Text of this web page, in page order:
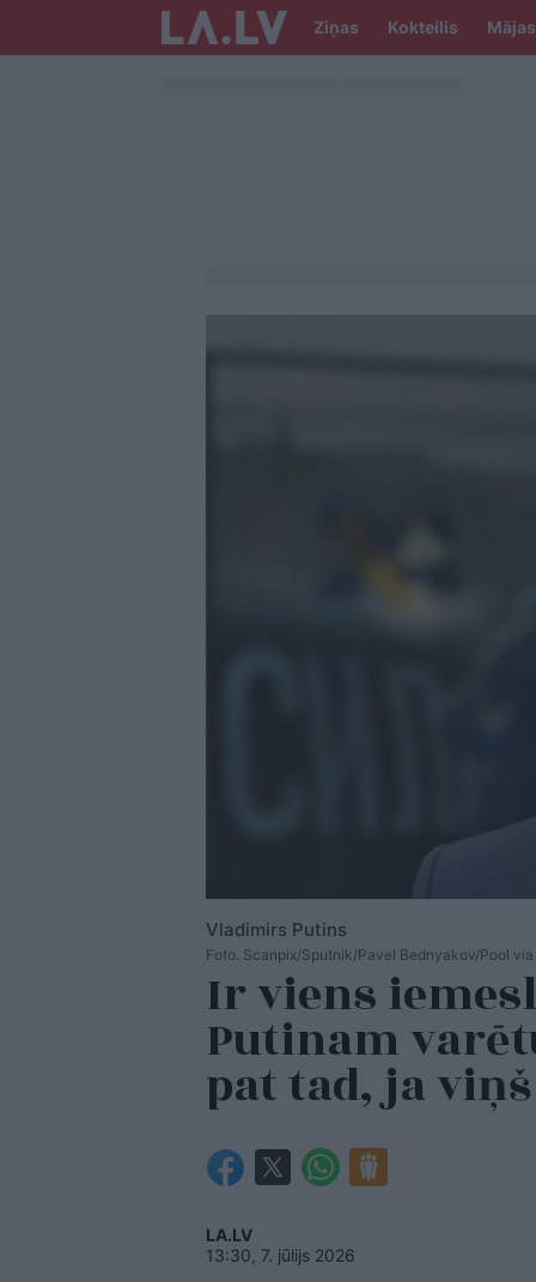
Ziņas Kokteilis Mājas
Vladimirs Putins
Foto. Scanpix/Sputnik/Pavel Bednyakov/Pool via
Ir viens
Putinam
pat tad, ja
LA.LV
13:30, 7. jūlijs 2026